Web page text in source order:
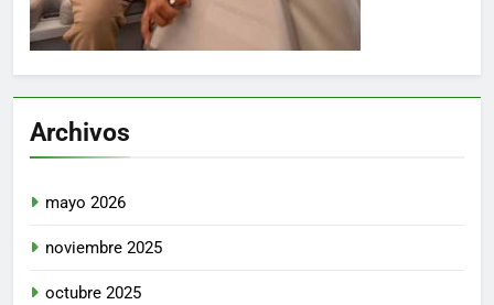
Archivos
mayo 2026
noviembre 2025
octubre 2025